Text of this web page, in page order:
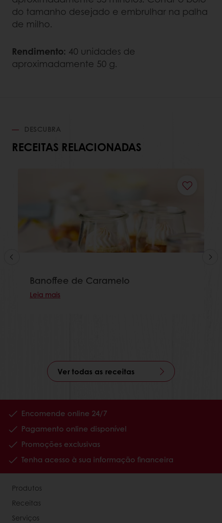
do tamanho desejado e embrulhar na palha
de milho.
Rendimento: 40 unidades de
aproximadamente 50 g.
DESCUBRA
RECEITAS RELACIONADAS
Banoffee de Caramelo
Leia mais
Ver todas as receitas
Encomende online 24/7
Pagamento online disponível
Promoções exclusivas
Tenha acesso à sua informação financeira
Produtos
Receitas
Serviços